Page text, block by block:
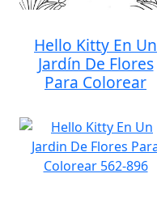
Hello Kitty En Un
Jardín De Flores
Para Colorear